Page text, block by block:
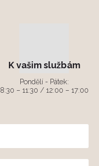
K vašim službám
Pondělí - Pátek:
8:30 – 11:30 / 12:00 – 17:00